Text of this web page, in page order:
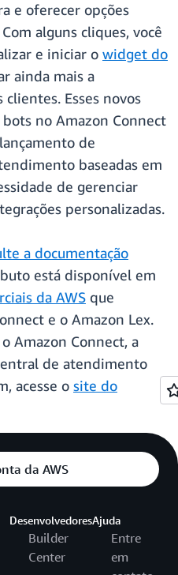
e oferecer opções
alguns cliques, você
e iniciar o widget do
ainda mais a
Esses novos
no Amazon Connect
de
baseadas em
de gerenciar
personalizadas.
a documentação
está disponível em
da AWS que
e o Amazon Lex.
Amazon Connect, a
de atendimento
acesse o site do
da AWS
Desenvolvedores
Builder
Center
Ajuda
Entre
em